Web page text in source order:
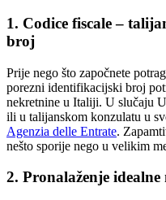
1. Codice fiscale –
broj
Prije nego što započnete
porezni identifikacijski broj
nekretnine u Italiji. U slučaju
ili u talijanskom konzulatu u
Agenzia delle Entrate.
nešto sporije nego u velikim
2. Pronalaženje idealne